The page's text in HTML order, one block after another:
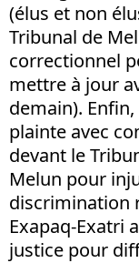
(élus et non
Tribunal de
correctionnel
mettre à jour
demain). Enfin,
plainte avec
devant le
Melun pour
discrimination
Exapaq-Exatri
justice pour